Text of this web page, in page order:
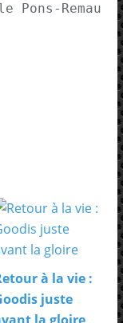
à la vie :
juste